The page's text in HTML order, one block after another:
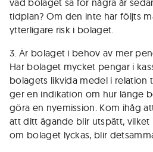
vad bolaget sa för några år
tidplan? Om den inte har följts
ytterligare risk i bolaget.
3. Är bolaget i behov av mer
Har bolaget mycket pengar i
bolagets likvida medel i relation
ger en indikation om hur länge
göra en nyemission. Kom ihåg
att ditt ägande blir utspätt,
om bolaget lyckas, blir